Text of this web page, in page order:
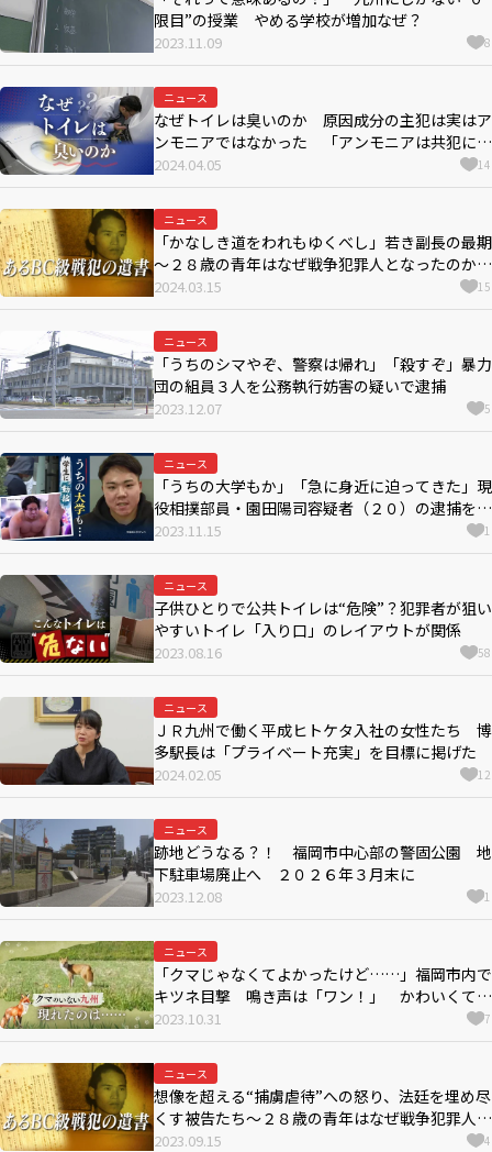
限目”の授業 やめる学校が増加なぜ？
2023.11.09 8
ニュース
なぜトイレは臭いのか 原因成分の主犯は実はア
ンモニアではなかった 「アンモニアは共犯にす
ぎない」駅のトイレでにおい成分を収集し突き止
めた研究員 悪臭コレクションは６００種類
2024.04.05 14
ニュース
「かなしき道をわれもゆくべし」若き副長の最期
～２８歳の青年はなぜ戦争犯罪人となったのか
【連載：あるＢＣ級戦犯の遺書】＃３３
2024.03.15 15
ニュース
「うちのシマやぞ、警察は帰れ」「殺すぞ」暴力
団の組員３人を公務執行妨害の疑いで逮捕
2023.12.07 5
ニュース
「うちの大学もか」「急に身近に迫ってきた」現
役相撲部員・園田陽司容疑者（２０）の逮捕を受
け、早稲田大学の学生に動揺広がる
2023.11.15 1
ニュース
子供ひとりで公共トイレは“危険”？犯罪者が狙い
やすいトイレ「入り口」のレイアウトが関係
2023.08.16 58
ニュース
ＪＲ九州で働く平成ヒトケタ入社の女性たち 博
多駅長は「プライベート充実」を目標に掲げた
2024.02.05 12
ニュース
跡地どうなる？！ 福岡市中心部の警固公園 地
下駐車場廃止へ ２０２６年３月末に
2023.12.08 1
ニュース
「クマじゃなくてよかったけど……」福岡市内で
キツネ目撃 鳴き声は「ワン！」 かわいくても
寄生虫などに注意
2023.10.31 7
ニュース
想像を超える“捕虜虐待”への怒り、法廷を埋め尽
くす被告たち～２８歳の青年はなぜ戦争犯罪人と
なったのか【連載：あるＢＣ級戦犯の遺書】＃８
2023.09.15 4